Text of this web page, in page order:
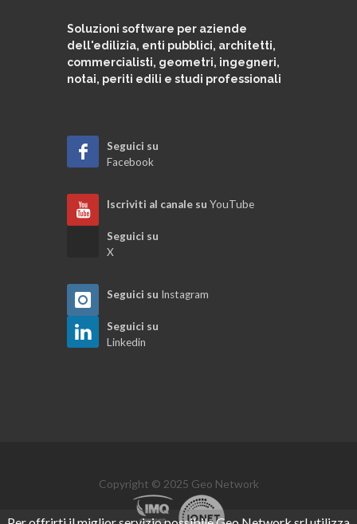
Analisi economica della pratica
Modelli Unici per l'Edilizia
Iter della pratica
Registro pratiche e stampe correlate
Visual designer parcelle
Soluzioni software per aziende
dell'edilizia, enti pubblici, architetti,
commercialisti, geometri, ingegneri,
notai, periti edili e studi professionali
Seguici su
Facebook
Iscriviti al canale su YouTube
Seguici su
X
Seguici su Instagram
Seguici su
Linkedin
Copyright © 2025 Geo Network